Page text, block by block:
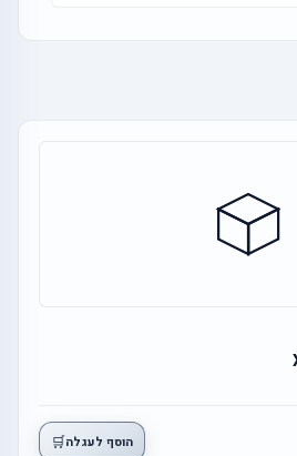
הוסף לעגלה🛒